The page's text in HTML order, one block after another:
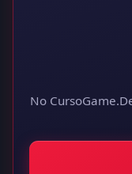
No